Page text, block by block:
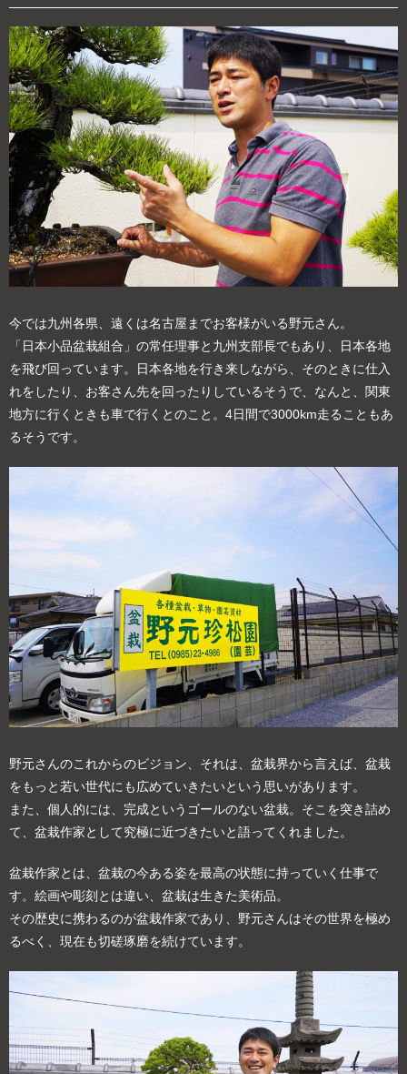
今では九州各県、遠くは名古屋までお客様がいる野元さん。
「日本小品盆栽組合」の常任理事と九州支部長でもあり、日本各地
を飛び回っています。日本各地を行き来しながら、そのときに仕入
れをしたり、お客さん先を回ったりしているそうで、なんと、関東
地方に行くときも車で行くとのこと。4日間で3000km走ることもあ
るそうです。
野元さんのこれからのビジョン、それは、盆栽界から言えば、盆栽
をもっと若い世代にも広めていきたいという思いがあります。
また、個人的には、完成というゴールのない盆栽。そこを突き詰め
て、盆栽作家として究極に近づきたいと語ってくれました。
盆栽作家とは、盆栽の今ある姿を最高の状態に持っていく仕事で
す。絵画や彫刻とは違い、盆栽は生きた美術品。
その歴史に携わるのが盆栽作家であり、野元さんはその世界を極め
るべく、現在も切磋琢磨を続けています。